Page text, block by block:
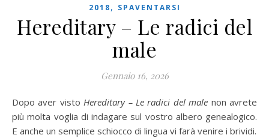
2018, SPAVENTARSI
Hereditary – Le radici del
male
Gennaio 16, 2026
Dopo aver vistoHereditary – Le radici del male non avrete
più molta voglia di indagare sul vostro albero genealogico.
E anche un semplice schiocco di lingua vi farà venire i brividi.